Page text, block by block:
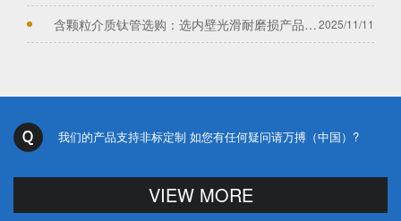
含颗粒介质钛管选购：选内壁光滑耐磨损产品减损伤2025/11/11
我们的产品支持非标定制 如您有任何疑问请万搏（中国）?
VIEW MORE